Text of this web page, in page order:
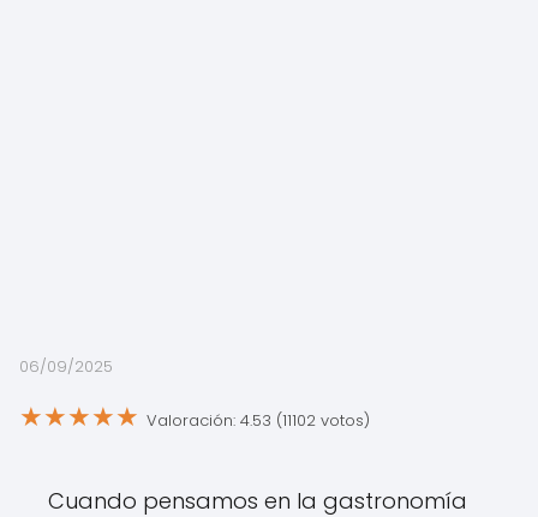
06/09/2025
★★★★★ Valoración: 4.53 (11102 votos)
Cuando pensamos en la gastronomía